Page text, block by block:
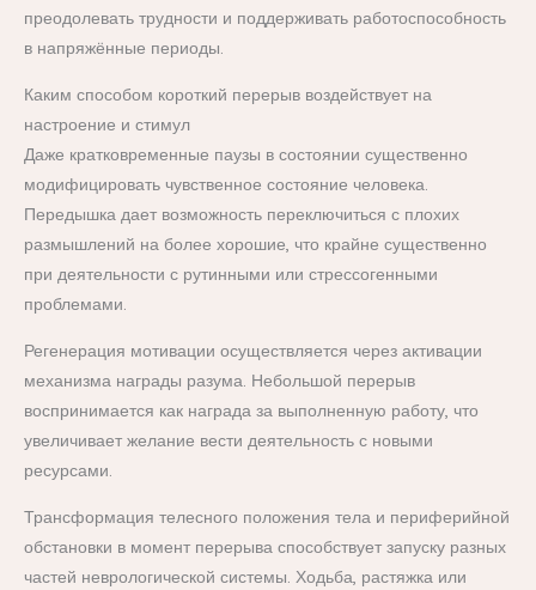
преодолевать трудности и поддерживать работоспособность
в напряжённые периоды.
Каким способом короткий перерыв воздействует на
настроение и стимул
Даже кратковременные паузы в состоянии существенно
модифицировать чувственное состояние человека.
Передышка дает возможность переключиться с плохих
размышлений на более хорошие, что крайне существенно
при деятельности с рутинными или стрессогенными
проблемами.
Регенерация мотивации осуществляется через активации
механизма награды разума. Небольшой перерыв
воспринимается как награда за выполненную работу, что
увеличивает желание вести деятельность с новыми
ресурсами.
Трансформация телесного положения тела и периферийной
обстановки в момент перерыва способствует запуску разных
частей неврологической системы. Ходьба, растяжка или